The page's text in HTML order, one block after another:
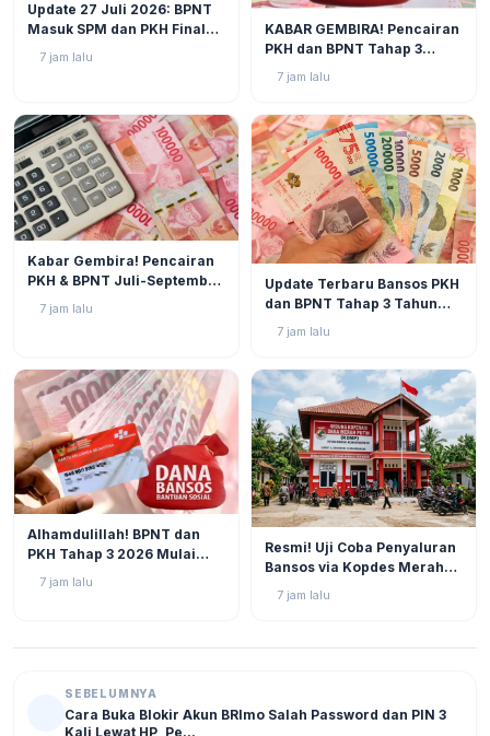
Update 27 Juli 2026: BPNT
Masuk SPM dan PKH Final
Closing, Kapan Uang Bansos
Rp600.000 Benar-benar
7 jam lalu
KABAR GEMBIRA! Pencairan
PKH dan BPNT Tahap 3
7 jam lalu
Kabar Gembira! Pencairan
PKH & BPNT Juli-September
2026 Kian Dekat, Status SPM
Muncul!
7 jam lalu
Update Terbaru Bansos PKH
dan BPNT Tahap 3 Tahun
2026: Progres di Akhir Juli
Semakin Mendekati
7 jam lalu
Alhamdulillah! BPNT dan
PKH Tahap 3 2026 Mulai
Bergulir, Simak Jadwal dan
Status Terbarunya di SIKS-
7 jam lalu
Resmi! Uji Coba Penyaluran
Bansos via Kopdes Merah
Putih Digelar Akhir Agustus
2026
7 jam lalu
SEBELUMNYA
Cara Buka Blokir Akun BRImo Salah Password dan PIN 3
Kali Lewat HP, Pe...